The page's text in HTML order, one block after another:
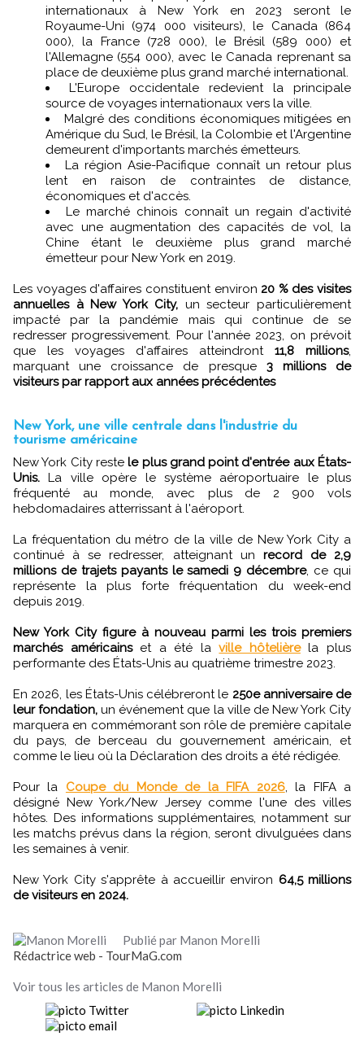
internationaux à New York en 2023 seront le
Royaume-Uni (974 000 visiteurs), le Canada (864
000), la France (728 000), le Brésil (589 000) et
l'Allemagne (554 000), avec le Canada reprenant sa
place de deuxième plus grand marché international.
L'Europe occidentale redevient la principale
source de voyages internationaux vers la ville.
Malgré des conditions économiques mitigées en
Amérique du Sud, le Brésil, la Colombie et l'Argentine
demeurent d'importants marchés émetteurs.
La région Asie-Pacifique connaît un retour plus
lent en raison de contraintes de distance,
économiques et d'accès.
Le marché chinois connaît un regain d'activité
avec une augmentation des capacités de vol, la
Chine étant le deuxième plus grand marché
émetteur pour New York en 2019.
Les voyages d'affaires constituent environ 20 % des visites
annuelles à New York City, un secteur particulièrement
impacté par la pandémie mais qui continue de se
redresser progressivement. Pour l'année 2023, on prévoit
que les voyages d'affaires atteindront 11,8 millions,
marquant une croissance de presque 3 millions de
visiteurs par rapport aux années précédentes
New York, une ville centrale dans l'industrie du
tourisme américaine
New York City restele plus grand point d'entrée aux États-
Unis. La ville opère le système aéroportuaire le plus
fréquenté au monde, avec plus de 2 900 vols
hebdomadaires atterrissant à l'aéroport.
La fréquentation du métro de la ville de New York City a
continué à se redresser, atteignant un record de 2,9
millions de trajets payants le samedi 9 décembre, ce qui
représente la plus forte fréquentation du week-end
depuis 2019.
New York City figure à nouveau parmi les trois premiers
marchés américainset a été laville hôtelièrela plus
performante des États-Unis au quatrième trimestre 2023.
En 2026, les États-Unis célébreront le 250e anniversaire de
leur fondation, un événement que la ville de New York City
marquera en commémorant son rôle de première capitale
du pays, de berceau du gouvernement américain, et
comme le lieu où la Déclaration des droits a été rédigée.
Pour la Coupe du Monde de la FIFA 2026, la FIFA a
désigné New York/New Jersey comme l'une des villes
hôtes. Des informations supplémentaires, notamment sur
les matchs prévus dans la région, seront divulguées dans
les semaines à venir.
New York City s'apprête à accueillir environ 64,5 millions
de visiteurs en 2024.
Publié par Manon Morelli
Rédactrice web - TourMaG.com
Voir tous les articles de Manon Morelli